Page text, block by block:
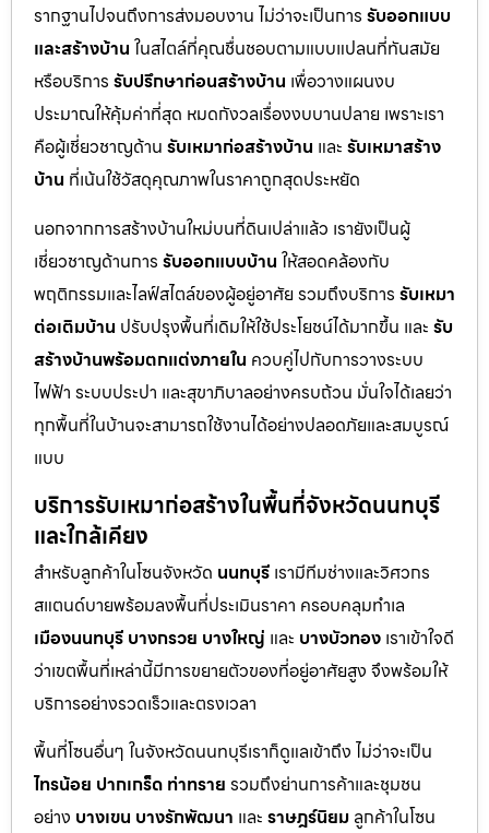
รากฐานไปจนถึงการส่งมอบงาน ไม่ว่าจะเป็นการ รับออกแบบ
และสร้างบ้าน ในสไตล์ที่คุณชื่นชอบตามแบบแปลนที่ทันสมัย
หรือบริการ รับปรึกษาก่อนสร้างบ้าน เพื่อวางแผนงบ
ประมาณให้คุ้มค่าที่สุด หมดกังวลเรื่องงบบานปลาย เพราะเรา
คือผู้เชี่ยวชาญด้าน รับเหมาก่อสร้างบ้าน และ รับเหมาสร้าง
บ้าน ที่เน้นใช้วัสดุคุณภาพในราคาถูกสุดประหยัด
นอกจากการสร้างบ้านใหม่บนที่ดินเปล่าแล้ว เรายังเป็นผู้
เชี่ยวชาญด้านการ รับออกแบบบ้าน ให้สอดคล้องกับ
พฤติกรรมและไลฟ์สไตล์ของผู้อยู่อาศัย รวมถึงบริการ รับเหมา
ต่อเติมบ้าน ปรับปรุงพื้นที่เดิมให้ใช้ประโยชน์ได้มากขึ้น และ รับ
สร้างบ้านพร้อมตกแต่งภายใน ควบคู่ไปกับการวางระบบ
ไฟฟ้า ระบบประปา และสุขาภิบาลอย่างครบถ้วน มั่นใจได้เลยว่า
ทุกพื้นที่ในบ้านจะสามารถใช้งานได้อย่างปลอดภัยและสมบูรณ์
แบบ
บริการรับเหมาก่อสร้างในพื้นที่จังหวัดนนทบุรี
และใกล้เคียง
สำหรับลูกค้าในโซนจังหวัด นนทบุรี เรามีทีมช่างและวิศวกร
สแตนด์บายพร้อมลงพื้นที่ประเมินราคา ครอบคลุมทำเล
เมืองนนทบุรี บางกรวย บางใหญ่ และ บางบัวทอง เราเข้าใจดี
ว่าเขตพื้นที่เหล่านี้มีการขยายตัวของที่อยู่อาศัยสูง จึงพร้อมให้
บริการอย่างรวดเร็วและตรงเวลา
พื้นที่โซนอื่นๆ ในจังหวัดนนทบุรีเราก็ดูแลเข้าถึง ไม่ว่าจะเป็น
ไทรน้อย ปากเกร็ด ท่าทราย รวมถึงย่านการค้าและชุมชน
อย่าง บางเขน บางรักพัฒนา และ ราษฎร์นิยม ลูกค้าในโซน